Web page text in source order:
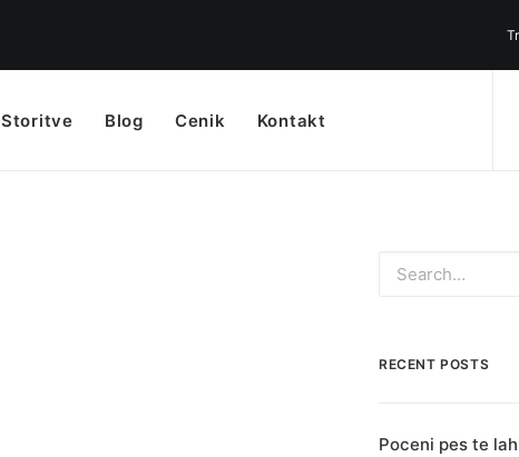
Storitve Blog Cenik Kontakt
RECENT POSTS
Poceni pes te